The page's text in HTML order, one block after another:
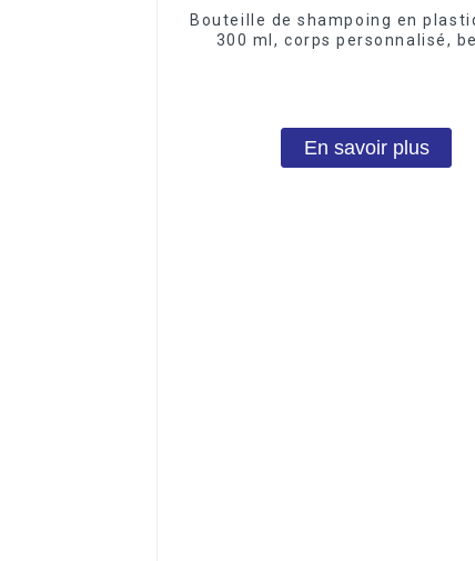
Bouteille de shampoing en
300 ml, corps personnalisé,
En savoir plus